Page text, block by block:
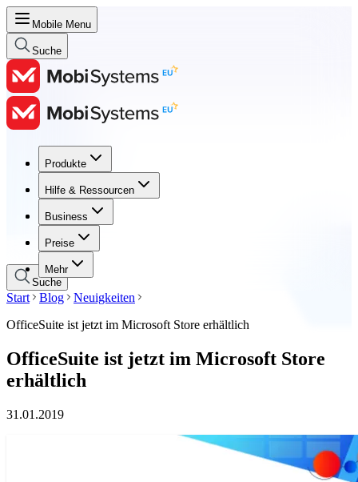
Mobile Menu
Suche
Produkte
Hilfe & Ressourcen
Business
Preise
Mehr
Produkte
Hilfe & Ressourcen
Business
Preise
Suche
Start Blog
Neuigkeiten
OfficeSuite ist jetzt im Microsoft Store erhältlich
OfficeSuite ist jetzt im Microsoft Store
erhältlich
31.01.2019